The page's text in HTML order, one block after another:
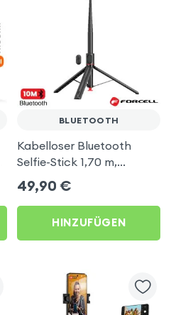
BLUETOOTH
Kabelloser Bluetooth
Selfie-Stick 1,70 m,
Automatisches Stativ -
Forcell F-Grip
49,90 €
HINZUFÜGEN